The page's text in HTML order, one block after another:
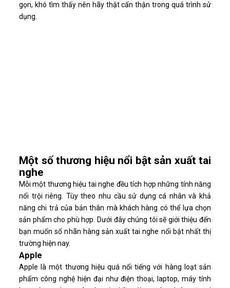
gọn, khó tìm thấy nên hãy thật cẩn thận trong quá trình sử
dụng.
Một số thương hiệu nổi bật sản xuất tai
nghe
Mỗi một thương hiệu tai nghe đều tích hợp những tính năng
nổi trội riêng. Tùy theo nhu cầu sử dụng cá nhân và khả
năng chi trả của bản thân mà khách hàng có thể lựa chọn
sản phẩm cho phù hợp. Dưới đây chúng tôi sẽ giới thiệu đến
bạn muốn số nhãn hàng sản xuất tai nghe nổi bật nhất thị
trường hiện nay.
Apple
Apple là một thương hiệu quá nổi tiếng với hàng loạt sản
phẩm công nghệ hiện đại như điện thoại, laptop, máy tính